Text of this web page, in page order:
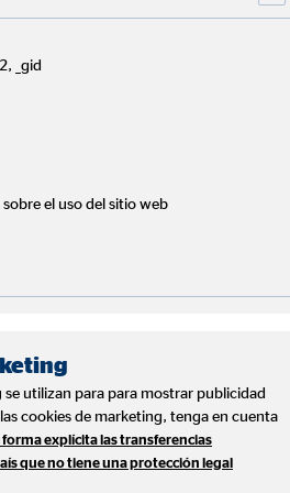
alguien vea algo igual que el
cosa distinta. Cada persona
de una situación.
que no podemos construir un
Por lo tanto, un cliente no puede
el pasado. Debemos tener la
futuro y dejar el pasado atrás.
eso, es importante escuchar que te
el sistema de valores.
día a día y planificarte para
plazo. Es decir, analizar cuáles
alcanzar tus metas y en
todas las posibilidades.
_gid
el uso del sitio web
se utilizan para para mostrar publicidad
cookies de marketing, tenga en cuenta
explícita las transferencias
que no tiene una protección legal